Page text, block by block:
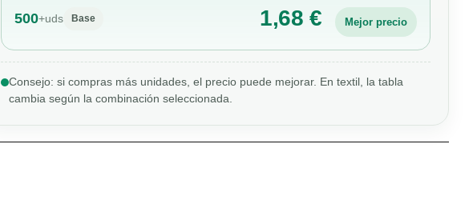
500+uds Base 1,68 € Mejor precio
Consejo: si compras más unidades, el precio puede mejorar. En textil, la tabla
cambia según la combinación seleccionada.